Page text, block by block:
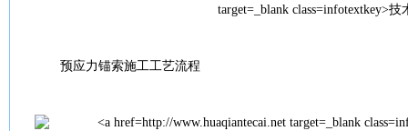
预应力锚索施工工艺流程